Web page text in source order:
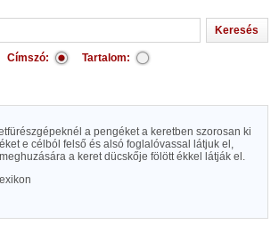
Címszó: Tartalom:
a pengéket a keretben szorosan ki
e célból felső és alsó foglalóvassal látjuk el,
a keret dücskője fölött ékkel látják el.